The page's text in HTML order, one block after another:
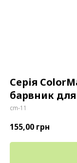
Серія
барвник
cm-11
155,00 грн